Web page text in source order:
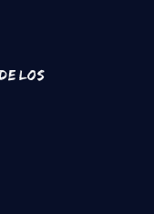
los